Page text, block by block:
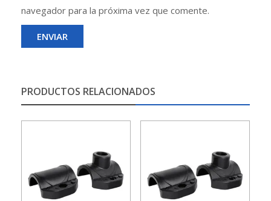
navegador para la próxima vez que comente.
PRODUCTOS RELACIONADOS